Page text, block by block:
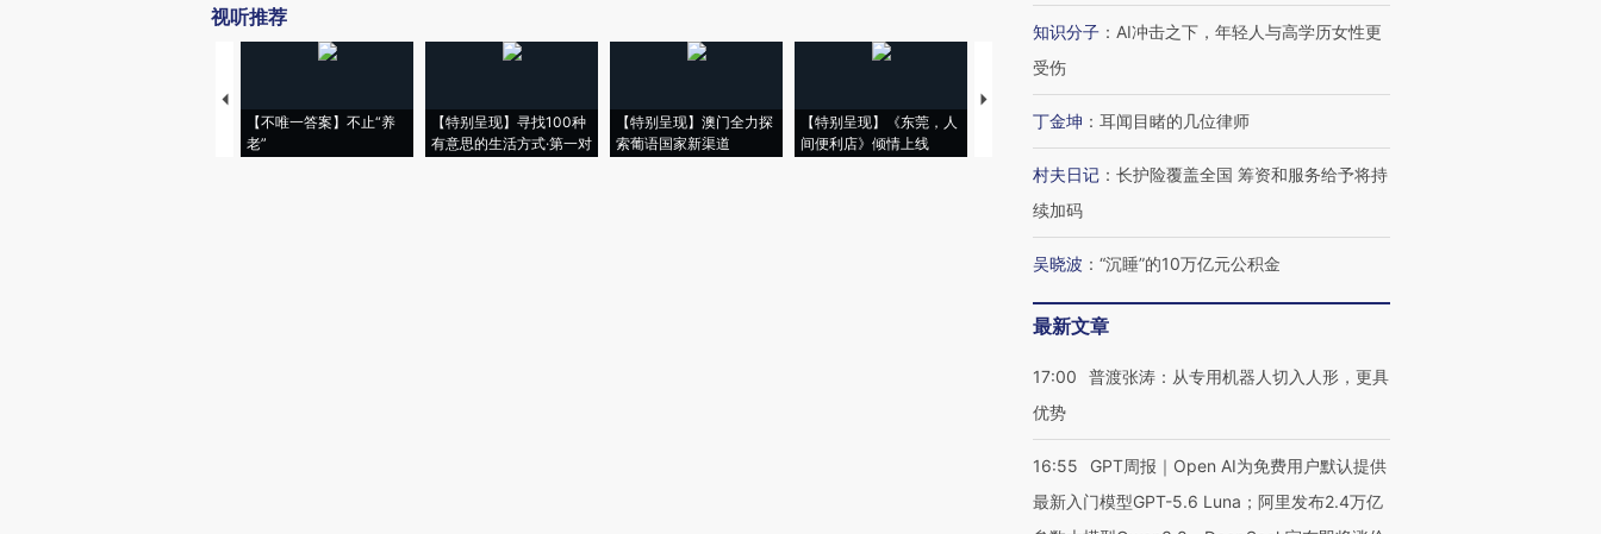
视听推荐
【不唯一答案】不止“养
老”
【特别呈现】寻找100种
有意思的生活方式·第一对
【特别呈现】澳门全力探
索葡语国家新渠道
【特别呈现】《东莞，人
间便利店》倾情上线
【推广】走进第四届链博
会，让数智科技“链”接产
【特别呈现】寻找100种
有意思的生活方式·第三对
【商旅对话】华住集团
住三大增长引擎是什么？
知识分子 ： AI冲击之下，年轻人与高学历女性更
受伤
丁金坤 ： 耳闻目睹的几位律师
村夫日记 ： 长护险覆盖全国 筹资和服务给予将持
续加码
吴晓波 ： “沉睡”的10万亿元公积金
最新文章
17:00
普渡张涛：从专用机器人切入人形，更具
优势
16:55
GPT周报｜Open AI为免费用户默认提供
最新入门模型GPT-5.6 Luna；阿里发布2.4万亿